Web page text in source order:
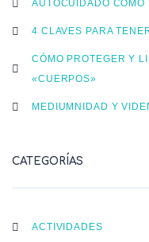
AUTOCUIDADO COMO
4 CLAVES PARA
CÓMO PROTEGER Y
«CUERPOS»
MEDIUMNIDAD Y
CATEGORÍAS
ACTIVIDADES